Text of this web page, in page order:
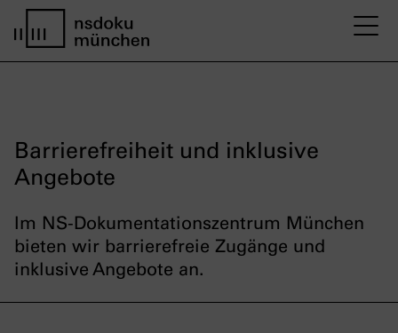
Barrierefreiheit und inklusive
Angebote
Im NS-Dokumentationszentrum München
bieten wir barrierefreie Zugänge und
inklusive Angebote an.